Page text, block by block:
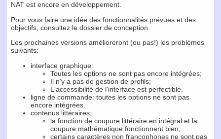
NAT est encore en développement.
Pour vous faire une idée des fonctionnalités prévues et des
objectifs, consultez le dossier de conception.
Les prochaines versions amélioreront (ou pas!) les problèmes
suivants:
interface graphique:
Toutes les options ne sont pas encore intégrées;
Il n'y a pas de gestion de profils;
L'accessibilité de l'interface est perfectible.
ligne de commande: toutes les options ne sont pas
encore intégrées.
contenus littéraires:
la fonction de coupure littéraire en intégral et la
coupure mathématique fonctionnent bien;
certains caractères non francophones ne sont pas